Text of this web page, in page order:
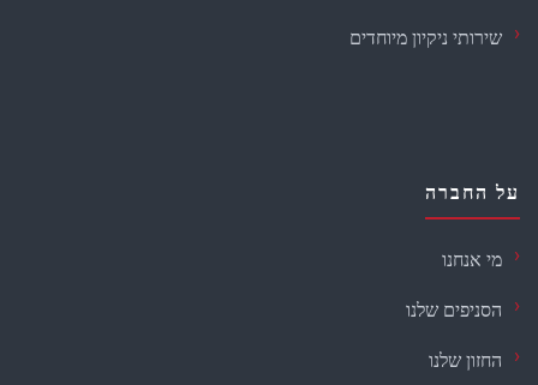
שירותי ניקיון מיוחדים
על החברה
מי אנחנו
הסניפים שלנו
החזון שלנו